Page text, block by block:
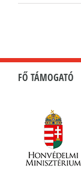
FŐ TÁMOGATÓ